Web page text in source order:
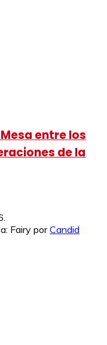
entre los
de la
Fairy porCandid